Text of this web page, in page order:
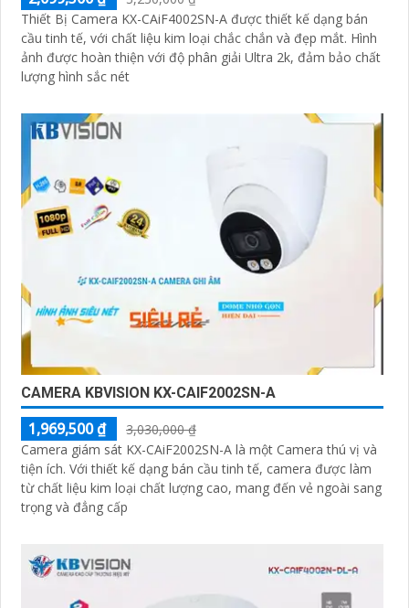
Thiết Bị Camera KX-CAiF4002SN-A được thiết kế dạng bán
cầu tinh tế, với chất liệu kim loại chắc chắn và đẹp mắt. Hình
ảnh được hoàn thiện với độ phân giải Ultra 2k, đảm bảo chất
lượng hình sắc nét
CAMERA KBVISION KX-CAIF2002SN-A
1,969,500 ₫
3,030,000 ₫
Camera giám sát KX-CAiF2002SN-A là một Camera thú vị và
tiện ích. Với thiết kế dạng bán cầu tinh tế, camera được làm
từ chất liệu kim loại chất lượng cao, mang đến vẻ ngoài sang
trọng và đẳng cấp